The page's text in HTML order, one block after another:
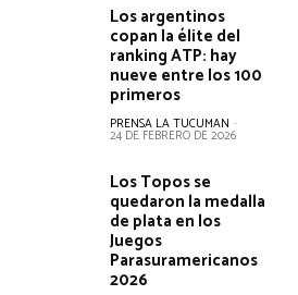
Los argentinos
copan la élite del
ranking ATP: hay
nueve entre los 100
primeros
PRENSA LA TUCUMAN -
24 DE FEBRERO DE 2026
Los Topos se
quedaron la medalla
de plata en los
Juegos
Parasuramericanos
2026